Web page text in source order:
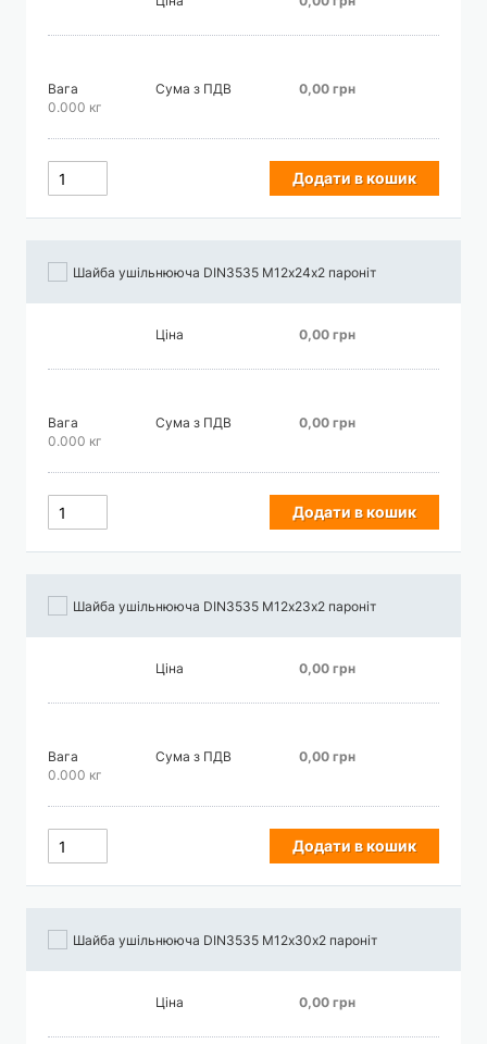
Вага
0.000 кг
Сума з ПДВ 0,00 грн
Додати в кошик
Шайба ушільнююча DIN3535 М12х24х2 пароніт
Ціна 0,00 грн
Вага
0.000 кг
Сума з ПДВ 0,00 грн
Додати в кошик
Шайба ушільнююча DIN3535 М12х23х2 пароніт
Ціна 0,00 грн
Вага
0.000 кг
Сума з ПДВ 0,00 грн
Додати в кошик
Шайба ушільнююча DIN3535 М12х30х2 пароніт
Ціна 0,00 грн